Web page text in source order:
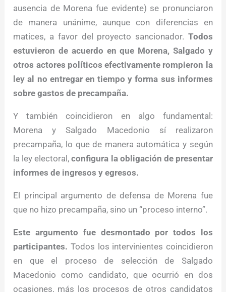
ausencia de Morena fue evidente) se pronunciaron
de manera unánime, aunque con diferencias en
matices, a favor del proyecto sancionador. Todos
estuvieron de acuerdo en que Morena, Salgado y
otros actores políticos efectivamente rompieron la
ley al no entregar en tiempo y forma sus informes
sobre gastos de precampaña.
Y también coincidieron en algo fundamental:
Morena y Salgado Macedonio sí realizaron
precampaña, lo que de manera automática y según
la ley electoral,configura la obligación de presentar
informes de ingresos y egresos.
El principal argumento de defensa de Morena fue
que no hizo precampaña, sino un “proceso interno”.
Este argumento fue desmontado por todos los
participantes. Todos los intervinientes coincidieron
en que el proceso de selección de Salgado
Macedonio como candidato, que ocurrió en dos
ocasiones, más los procesos de otros candidatos